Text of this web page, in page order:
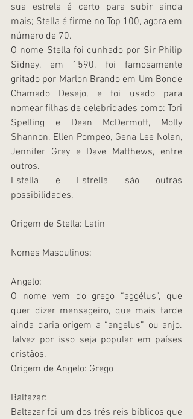
sua estrela é certo para subir ainda
mais; Stella é firme no Top 100, agora em
número de 70.
O nome Stella foi cunhado por Sir Philip
Sidney, em 1590, foi famosamente
gritado por Marlon Brando em Um Bonde
Chamado Desejo, e foi usado para
nomear filhas de celebridades como: Tori
Spelling e Dean McDermott, Molly
Shannon, Ellen Pompeo, Gena Lee Nolan,
Jennifer Grey e Dave Matthews, entre
outros.
Estella e Estrella são outras
possibilidades.
Origem de Stella: Latin
Nomes Masculinos:
Angelo:
O nome vem do grego “aggélus”, que
quer dizer mensageiro, que mais tarde
ainda daria origem a “angelus” ou anjo.
Talvez por isso seja popular em países
cristãos.
Origem de Angelo: Grego
Baltazar:
Baltazar foi um dos três reis bíblicos que